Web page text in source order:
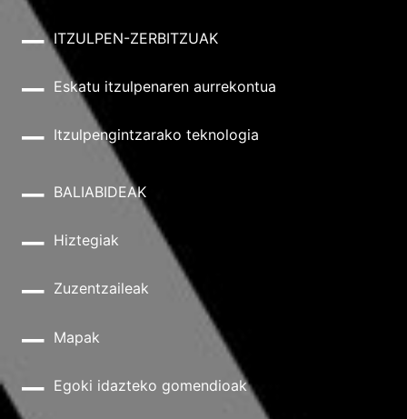
ITZULPEN-ZERBITZUAK
Eskatu itzulpenaren aurrekontua
Itzulpengintzarako teknologia
BALIABIDEAK
Hiztegiak
Zuzentzaileak
Mapak
Egoki idazteko gomendioak